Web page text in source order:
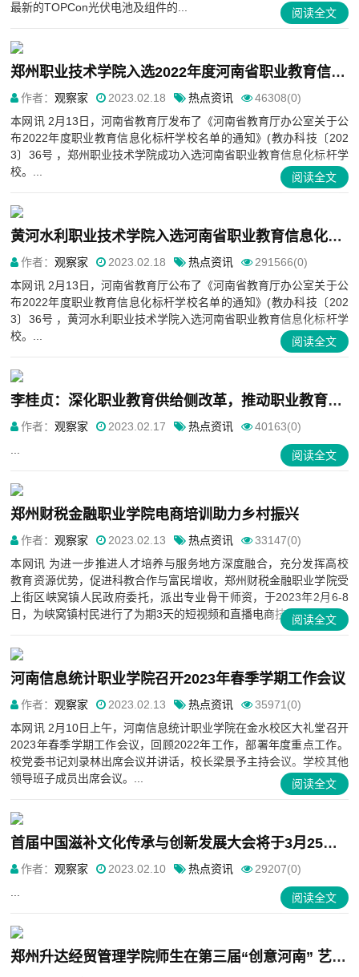
最新的TOPCon光伏电池及组件的...
阅读全文
郑州职业技术学院入选2022年度河南省职业教育信息化标杆学校
作者：观察家 2023.02.18 热点资讯
46308(0)
本网讯 2月13日，河南省教育厅发布了《河南省教育厅办公室关于公
布2022年度职业教育信息化标杆学校名单的通知》(教办科技〔202
3〕36号 ，郑州职业技术学院成功入选河南省职业教育信息化标杆学
校。...
阅读全文
黄河水利职业技术学院入选河南省职业教育信息化标杆学校
作者：观察家 2023.02.18 热点资讯
291566(0)
本网讯 2月13日，河南省教育厅公布了《河南省教育厅办公室关于公
布2022年度职业教育信息化标杆学校名单的通知》(教办科技〔202
3〕36号 ，黄河水利职业技术学院入选河南省职业教育信息化标杆学
校。...
阅读全文
李桂贞：深化职业教育供给侧改革，推动职业教育高质量发展
作者：观察家 2023.02.17 热点资讯
40163(0)
...
阅读全文
郑州财税金融职业学院电商培训助力乡村振兴
作者：观察家 2023.02.13 热点资讯
33147(0)
本网讯 为进一步推进人才培养与服务地方深度融合，充分发挥高校
教育资源优势，促进科教合作与富民增收，郑州财税金融职业学院受
上街区峡窝镇人民政府委托，派出专业骨干师资，于2023年2月6-8
日，为峡窝镇村民进行了为期3天的短视频和直播电商技能培...
阅读全文
河南信息统计职业学院召开2023年春季学期工作会议
作者：观察家 2023.02.13 热点资讯
35971(0)
本网讯 2月10日上午，河南信息统计职业学院在金水校区大礼堂召开
2023年春季学期工作会议，回顾2022年工作，部署年度重点工作。
校党委书记刘录林出席会议并讲话，校长梁景予主持会议。学校其他
领导班子成员出席会议。...
阅读全文
首届中国滋补文化传承与创新发展大会将于3月25日在杭州举办
作者：观察家 2023.02.10 热点资讯
29207(0)
...
阅读全文
郑州升达经贸管理学院师生在第三届“创意河南” 艺术设计大赛中喜获佳绩